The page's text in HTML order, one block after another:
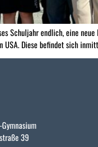
Schuljahr endlich, eine
USA. Diese befindet sich
39